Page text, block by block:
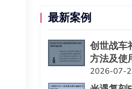
最新案例
创世战车
方法及使
2026-07-